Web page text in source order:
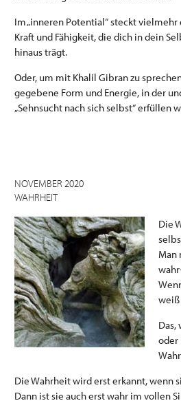
Im „inneren Potential“ steckt
Kraft und Fähigkeit, die dich in dein
hinaus trägt.
Oder, um mit Khalil Gibran zu
gegebene Form und Energie, in der
„Sehnsucht nach sich selbst“ erfüllen
NOVEMBER 2020
WAHRHEIT
Die
Man
weiß
Das,
oder
Die Wahrheit wird erst erkannt, wenn
Dann ist sie auch erst wahr im vollen